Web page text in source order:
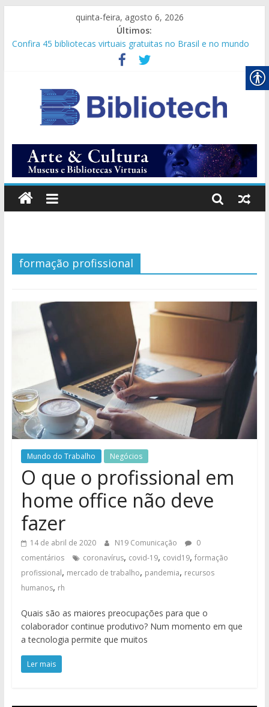
quinta-feira, agosto 6, 2026
Últimos:
Confira 45 bibliotecas virtuais gratuitas no Brasil e no mundo
Secretário-geral da ONU pede que comunidade internacional
Vagas Empregatic
Conheça 50 sites de bibliotecas com livros online gratuitos!
formação profissional
Mundo do Trabalho Negócios
O que o profissional em
home office não deve
fazer
14 de abril de 2020 N19 Comunicação
0
comentários
coronavírus, covid-19, covid19, formação
profissional, mercado de trabalho, pandemia, recursos
humanos, rh
Quais são as maiores preocupações para que o
colaborador continue produtivo? Num momento em que
a tecnologia permite que muitos
Ler mais